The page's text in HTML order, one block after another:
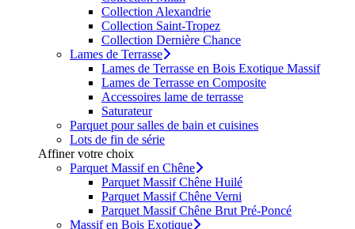
Collection Alexandrie
Collection Saint-Tropez
Collection Dernière Chance
Lames de Terrasse
Lames de Terrasse en Bois Exotique Massif
Lames de Terrasse en Composite
Accessoires lame de terrasse
Saturateur
Parquet pour salles de bain et cuisines
Lots de fin de série
Affiner votre choix
Parquet Massif en Chêne
Parquet Massif Chêne Huilé
Parquet Massif Chêne Verni
Parquet Massif Chêne Brut Pré-Poncé
Massif en Bois Exotique